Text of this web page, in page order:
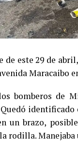
de este 29 de
Maracaibo
bomberos de
un brazo,
rodilla. Manejaba